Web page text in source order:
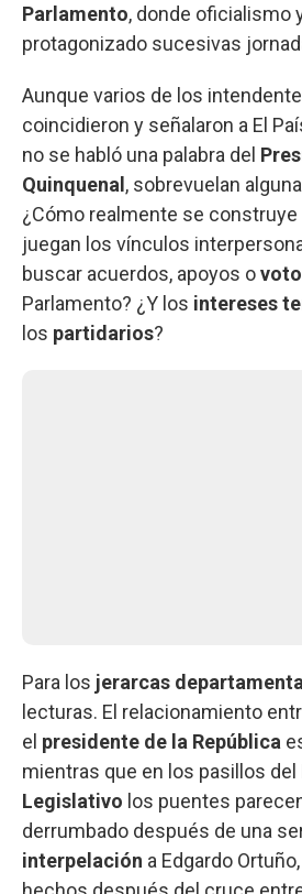
Parlamento, donde oficialismo
protagonizado sucesivas
Aunque varios de los
coincidieron y señalaron a El
no se habló una palabra del
Quinquenal , sobrevuelan
¿Cómo realmente se
juegan los vínculos
buscar acuerdos, apoyos o
Parlamento? ¿Y los intereses
los partidarios?
Para los jerarcas
lecturas. El relacionamiento
el presidente de la República
mientras que en los pasillos del
Legislativo los puentes
derrumbado después de una
interpelación a Edgardo